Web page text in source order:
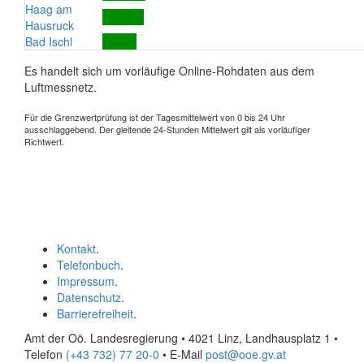
Haag am
Hausruck
Bad Ischl
Es handelt sich um vorläufige Online-Rohdaten aus dem
Luftmessnetz.
Für die Grenzwertprüfung ist der Tagesmittelwert von 0 bis 24 Uhr
ausschlaggebend. Der gleitende 24-Stunden Mittelwert gilt als vorläufiger
Richtwert.
Kontakt.
Telefonbuch.
Impressum.
Datenschutz.
Barrierefreiheit.
Amt der Oö. Landesregierung • 4021 Linz, Landhausplatz 1 •
Telefon (+43 732) 77 20-0 • E-Mail post@ooe.gv.at